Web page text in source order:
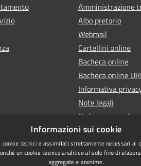
Amministrazione
Albo pretorio
Webmail
Cartellini online
Bacheca online
Bacheca online
Informativa
Note legali
Dichiarazione di
Informazioni sui cookie
tecnici e assimilati strettamente necessari al
un cookie tecnico analitico al solo fine di
aggregate e anonime.